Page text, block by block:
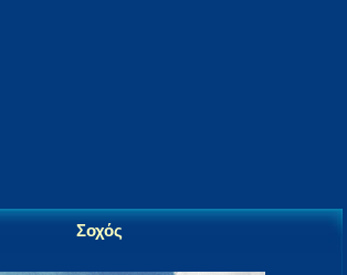
Σοχός